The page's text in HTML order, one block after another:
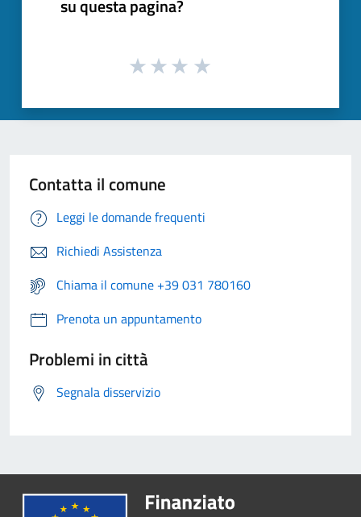
su questa pagina?
Contatta il comune
Leggi le domande frequenti
Richiedi Assistenza
Chiama il comune +39 031 780160
Prenota un appuntamento
Problemi in città
Segnala disservizio